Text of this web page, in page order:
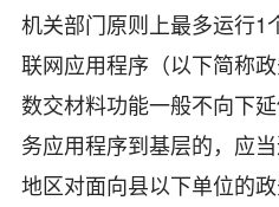
机关部门原则上最多运行1
联网应用程序（以下简称
数交材料功能一般不向下
务应用程序到基层的，应
地区对面向县以下单位的